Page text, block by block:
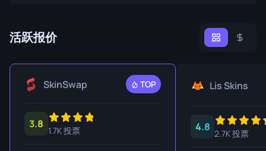
活跃报价
SkinSwap TOP
3.8
1.7K 投票
Lis Skins
4.8
2.7K 投票